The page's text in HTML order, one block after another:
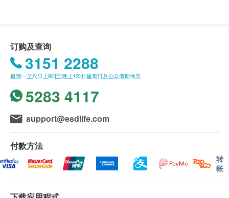
60粒
原产地
香港
注意事项
存放于30°C 以下的干燥地方。
与任何膳食补充剂一样，请在使用本产品前咨询您
的保健医生，特别是当您怀孕、哺乳、准备手术、
定期服药或接受医疗监督时。
HK$20运费。
我们将于确定订单后1-3个工作天内安排发货。
不排除运送时间会因节日而有所影响。 当八号烈
风讯号悬挂或黑色暴雨警告生效时，送货服务时间
将会延迟。
所有订单须视乎相关货品的供应情况再作最后确
认。 倘若生活易未能提供任何订单上的货品，生
活易有权拒绝接受该订单，并且会于送货前透过电
话或电邮通知顾客再作安排。
订购及查询
3151 2288
星期一至六早上9时至晚上12时; 星期日及公众假期休息
5283 4117
support@esdlife.com
付款方法
转
帐